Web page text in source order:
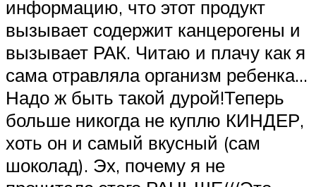
информацию, что этот продукт
вызывает содержит канцерогены и
вызывает РАК. Читаю и плачу как я
сама отравляла организм ребенка…
Надо ж быть такой дурой!Теперь
больше никогда не куплю КИНДЕР,
хоть он и самый вкусный (сам
шоколад). Эх, почему я не